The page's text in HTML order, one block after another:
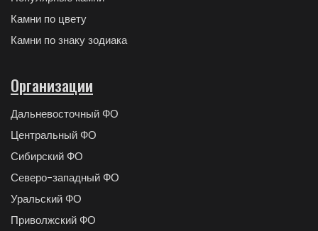
Камни по цвету
Камни по знаку зодиака
Организации
Дальневосточный ФО
Центральный ФО
Сибирский ФО
Северо-западный ФО
Уральский ФО
Приволжский ФО